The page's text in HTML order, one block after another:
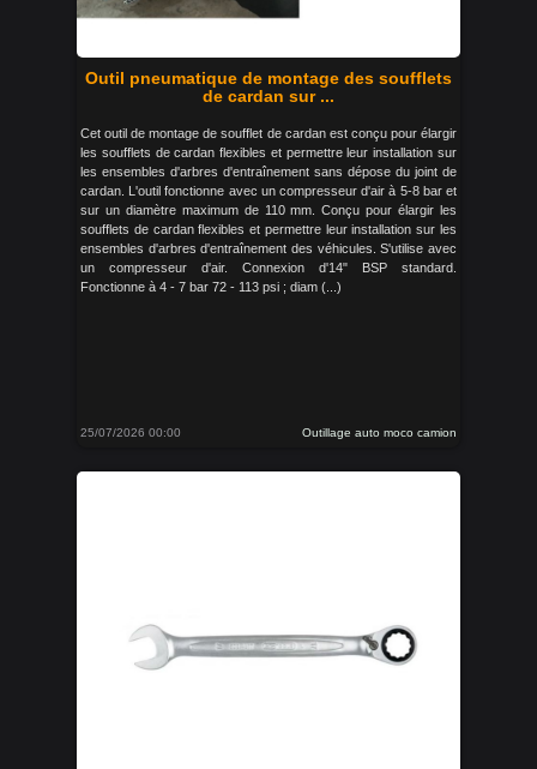
Outil pneumatique de montage des soufflets
de cardan sur ...
Cet outil de montage de soufflet de cardan est conçu pour élargir
les soufflets de cardan flexibles et permettre leur installation sur
les ensembles d'arbres d'entraînement sans dépose du joint de
cardan. L'outil fonctionne avec un compresseur d'air à 5-8 bar et
sur un diamètre maximum de 110 mm. Conçu pour élargir les
soufflets de cardan flexibles et permettre leur installation sur les
ensembles d'arbres d'entraînement des véhicules. S'utilise avec
un compresseur d'air. Connexion d'14" BSP standard.
Fonctionne à 4 - 7 bar 72 - 113 psi ; diam (...)
25/07/2026 00:00 Outillage auto moco camion